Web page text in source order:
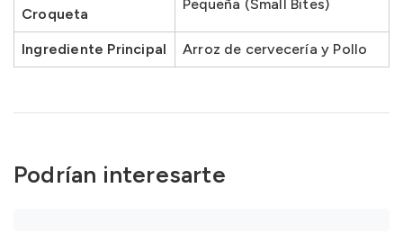
Croqueta
Pequeña (Small Bites)
Ingrediente Principal Arroz de cervecería y Pollo
Podrían interesarte